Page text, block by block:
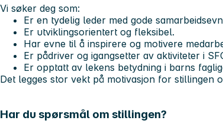
Vi søker deg som:
Er en tydelig leder med gode
Er utviklingsorientert og fleksibel.
Har evne til å inspirere og motivere
Er pådriver og igangsetter av aktiviteter i
Er opptatt av lekens betydning i barns
Det legges stor vekt på motivasjon for stillingen
Har du spørsmål om stillingen?